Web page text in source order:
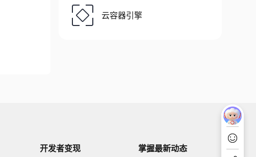
云容器引擎
开发者变现 掌握最新动态